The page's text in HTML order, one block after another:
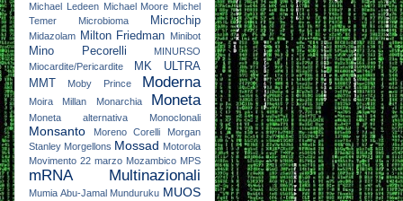
Michael Ledeen Michael Moore Michel
Temer
Microbioma Microchip
Midazolam Milton Friedman Minibot
Mino Pecorelli
MINURSO
Miocardite/Pericardite
MK ULTRA
MMT
Moby Prince Moderna
Moira Millan Monarchia Moneta
Moneta alternativa Monoclonali
Monsanto Moreno Corelli
Morgan
Stanley Morgellons Mossad Motorola
Movimento 22 marzo Mozambico MPS
mRNA Multinazionali
Mumia Abu-Jamal Munduruku MUOS